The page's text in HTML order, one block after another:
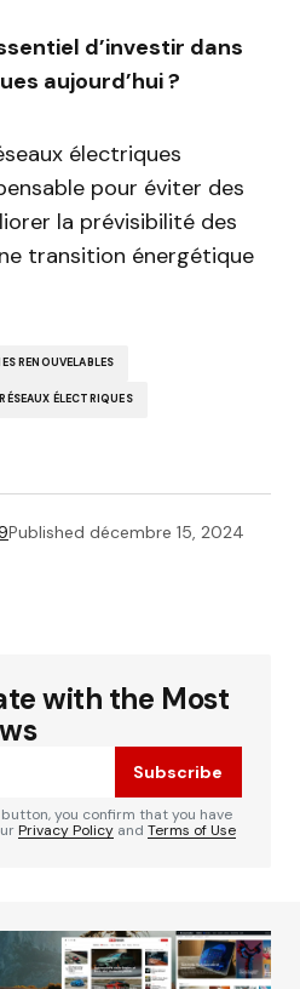
d’investir dans
aujourd’hui ?
électriques
pour éviter des
la prévisibilité des
transition énergétique
RENOUVELABLES
RÉSEAUX ÉLECTRIQUES
Published décembre 15, 2024
sera pas publiée. Les
indiqués avec
with the Most
Subscribe
you confirm that you have
Privacy Policy and Terms of Use